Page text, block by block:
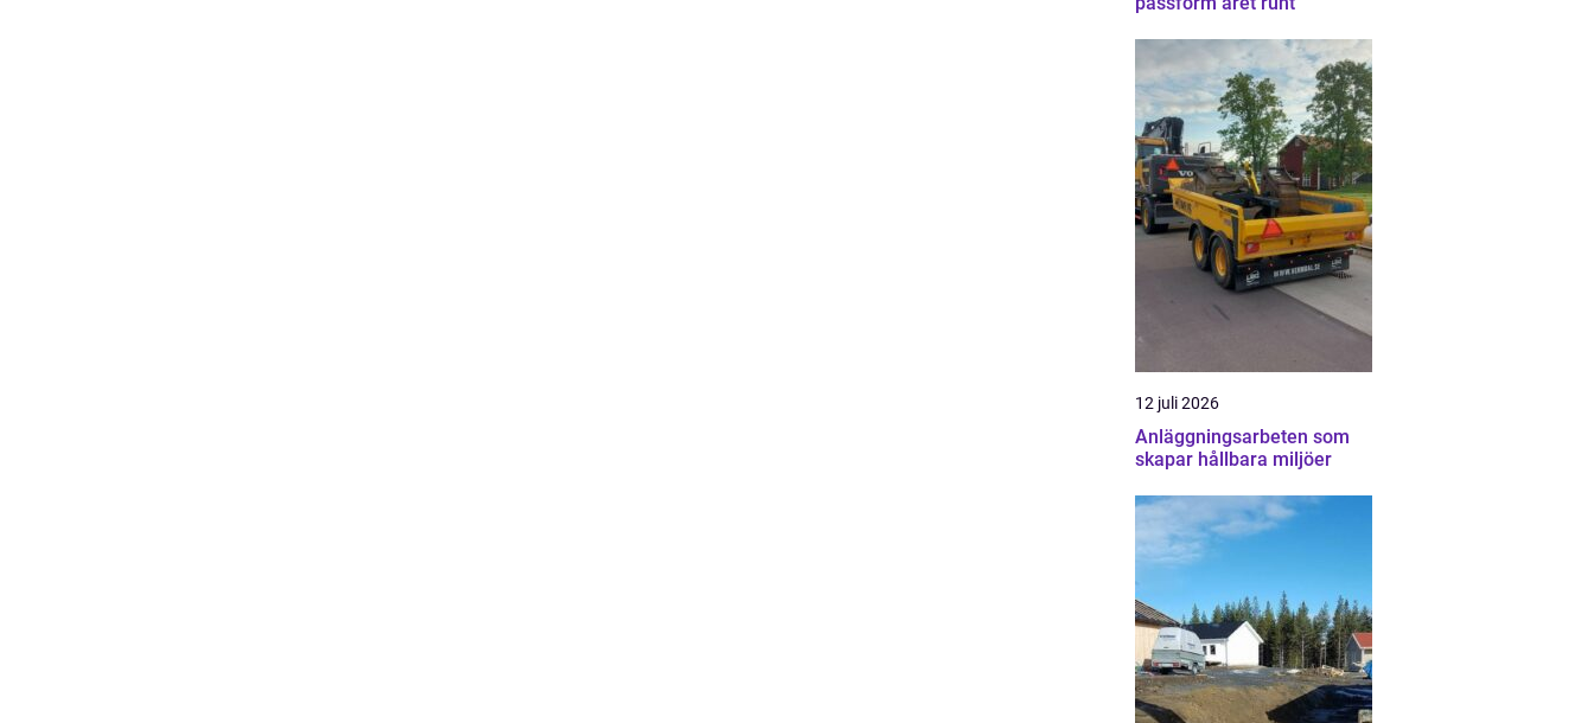
12 juli 2026
Anläggningsarbeten som
skapar hållbara miljöer